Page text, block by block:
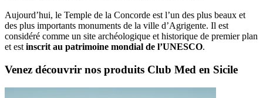
Aujourd’hui, le Temple de la Concorde est l’un des plus beaux et
des plus importants monuments de la ville d’Agrigente. Il est
considéré comme un site archéologique et historique de premier plan
et est inscrit au patrimoine mondial de l’UNESCO.
Venez découvrir nos produits Club Med en Sicile